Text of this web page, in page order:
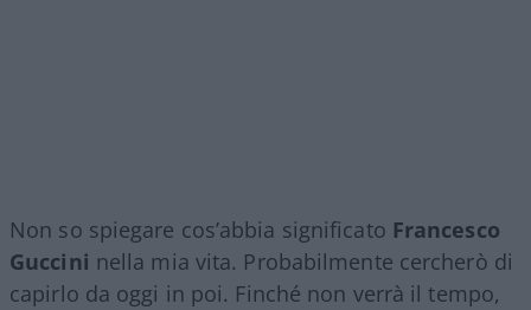
Non so spiegare cos’abbia significato Francesco
Guccini nella mia vita. Probabilmente cercherò di
capirlo da oggi in poi. Finché non verrà il tempo,